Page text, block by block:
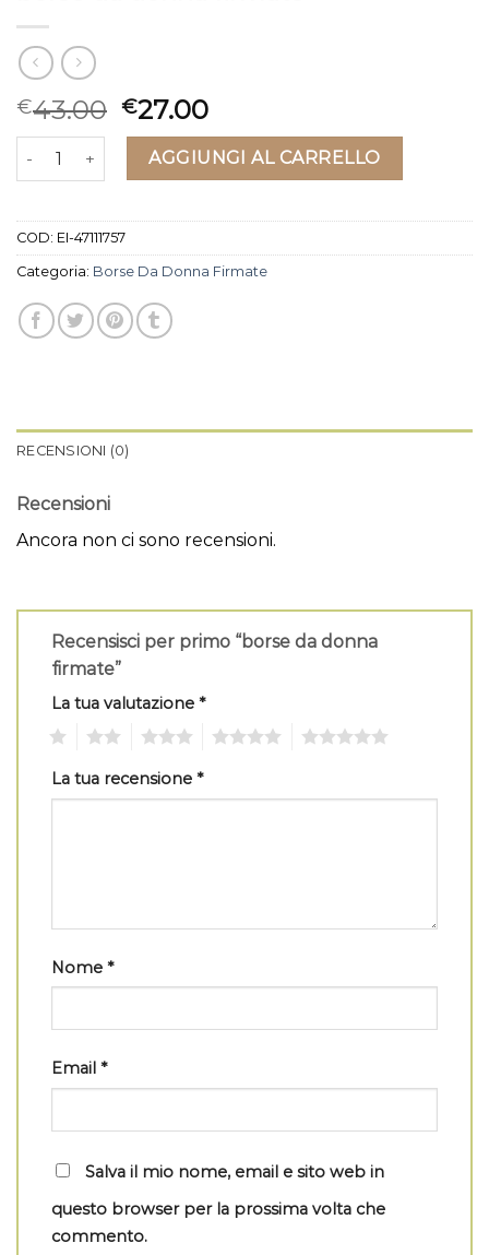
€43.00 €27.00
borse da donna firmate quantità
AGGIUNGI AL CARRELLO
COD: EI-47111757
Categoria: Borse Da Donna Firmate
RECENSIONI (0)
Recensioni
Ancora non ci sono recensioni.
Recensisci per primo “borse da donna
firmate”
La tua valutazione *
La tua recensione *
Nome *
Email *
Salva il mio nome, email e sito web in
questo browser per la prossima volta che
commento.